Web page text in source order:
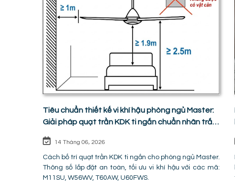
Tiêu chuẩn thiết kế vi khí hậu phòng ngủ Master:
Giải pháp quạt trần KDK ti ngắn chuẩn nhân trắc
14 Tháng 06, 2026
Cách bố trí quạt trần KDK ti ngắn cho phòng ngủ Master.
Thông số lắp đặt an toàn, tối ưu vi khí hậu với các mã:
M11SU, W56WV, T60AW, U60FWS.